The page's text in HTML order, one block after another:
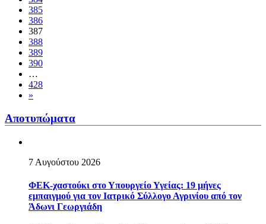
385
386
387
388
389
390
…
428
»
Αποτυπώματα
7 Αυγούστου 2026
ΦΕΚ-χαστούκι στο Υπουργείο Υγείας: 19 μήνες
εμπαιγμού για τον Ιατρικό Σύλλογο Αγρινίου από τον
Άδωνι Γεωργιάδη